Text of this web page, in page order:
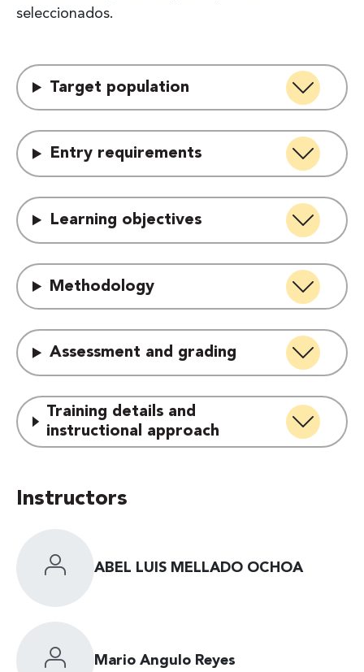
seleccionados.
Target population
Entry requirements
Learning objectives
Methodology
Assessment and grading
Training details and
instructional approach
Instructors
ABEL LUIS MELLADO OCHOA
Mario Angulo Reyes